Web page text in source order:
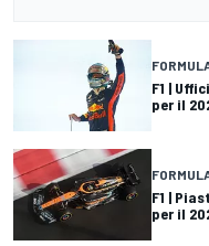
F1 |
per il
F1 |
per il